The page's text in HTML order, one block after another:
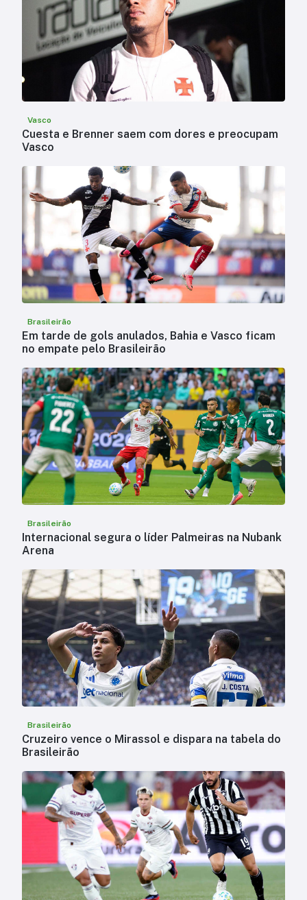
Vasco
Cuesta e Brenner saem com dores e preocupam
Vasco
Brasileirão
Em tarde de gols anulados, Bahia e Vasco ficam
no empate pelo Brasileirão
Brasileirão
Internacional segura o líder Palmeiras na Nubank
Arena
Brasileirão
Cruzeiro vence o Mirassol e dispara na tabela do
Brasileirão